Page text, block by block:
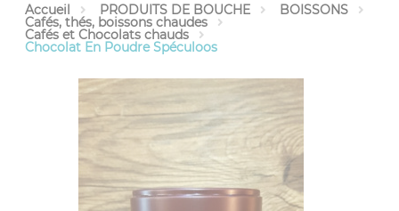
Accueil PRODUITS DE BOUCHE BOISSONS
Cafés, thés, boissons chaudes
Cafés et Chocolats chauds
Chocolat En Poudre Spéculoos